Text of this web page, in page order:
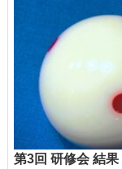
第3回 研修会 結果